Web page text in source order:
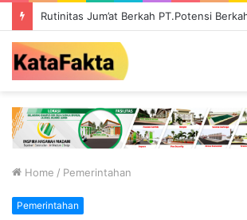
Home / Pemerintahan
Pemerintahan